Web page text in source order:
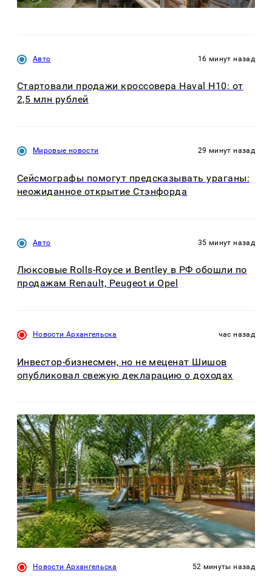
Авто 16 минут назад
Стартовали продажи кроссовера Haval H10: от
2,5 млн рублей
Мировые новости 29 минут назад
Сейсмографы помогут предсказывать ураганы:
неожиданное открытие Стэнфорда
Авто 35 минут назад
Люксовые Rolls-Royce и Bentley в РФ обошли по
продажам Renault, Peugeot и Opel
Новости Архангельска час назад
Инвестор-бизнесмен, но не меценат Шишов
опубликовал свежую декларацию о доходах
Новости Архангельска 52 минуты назад